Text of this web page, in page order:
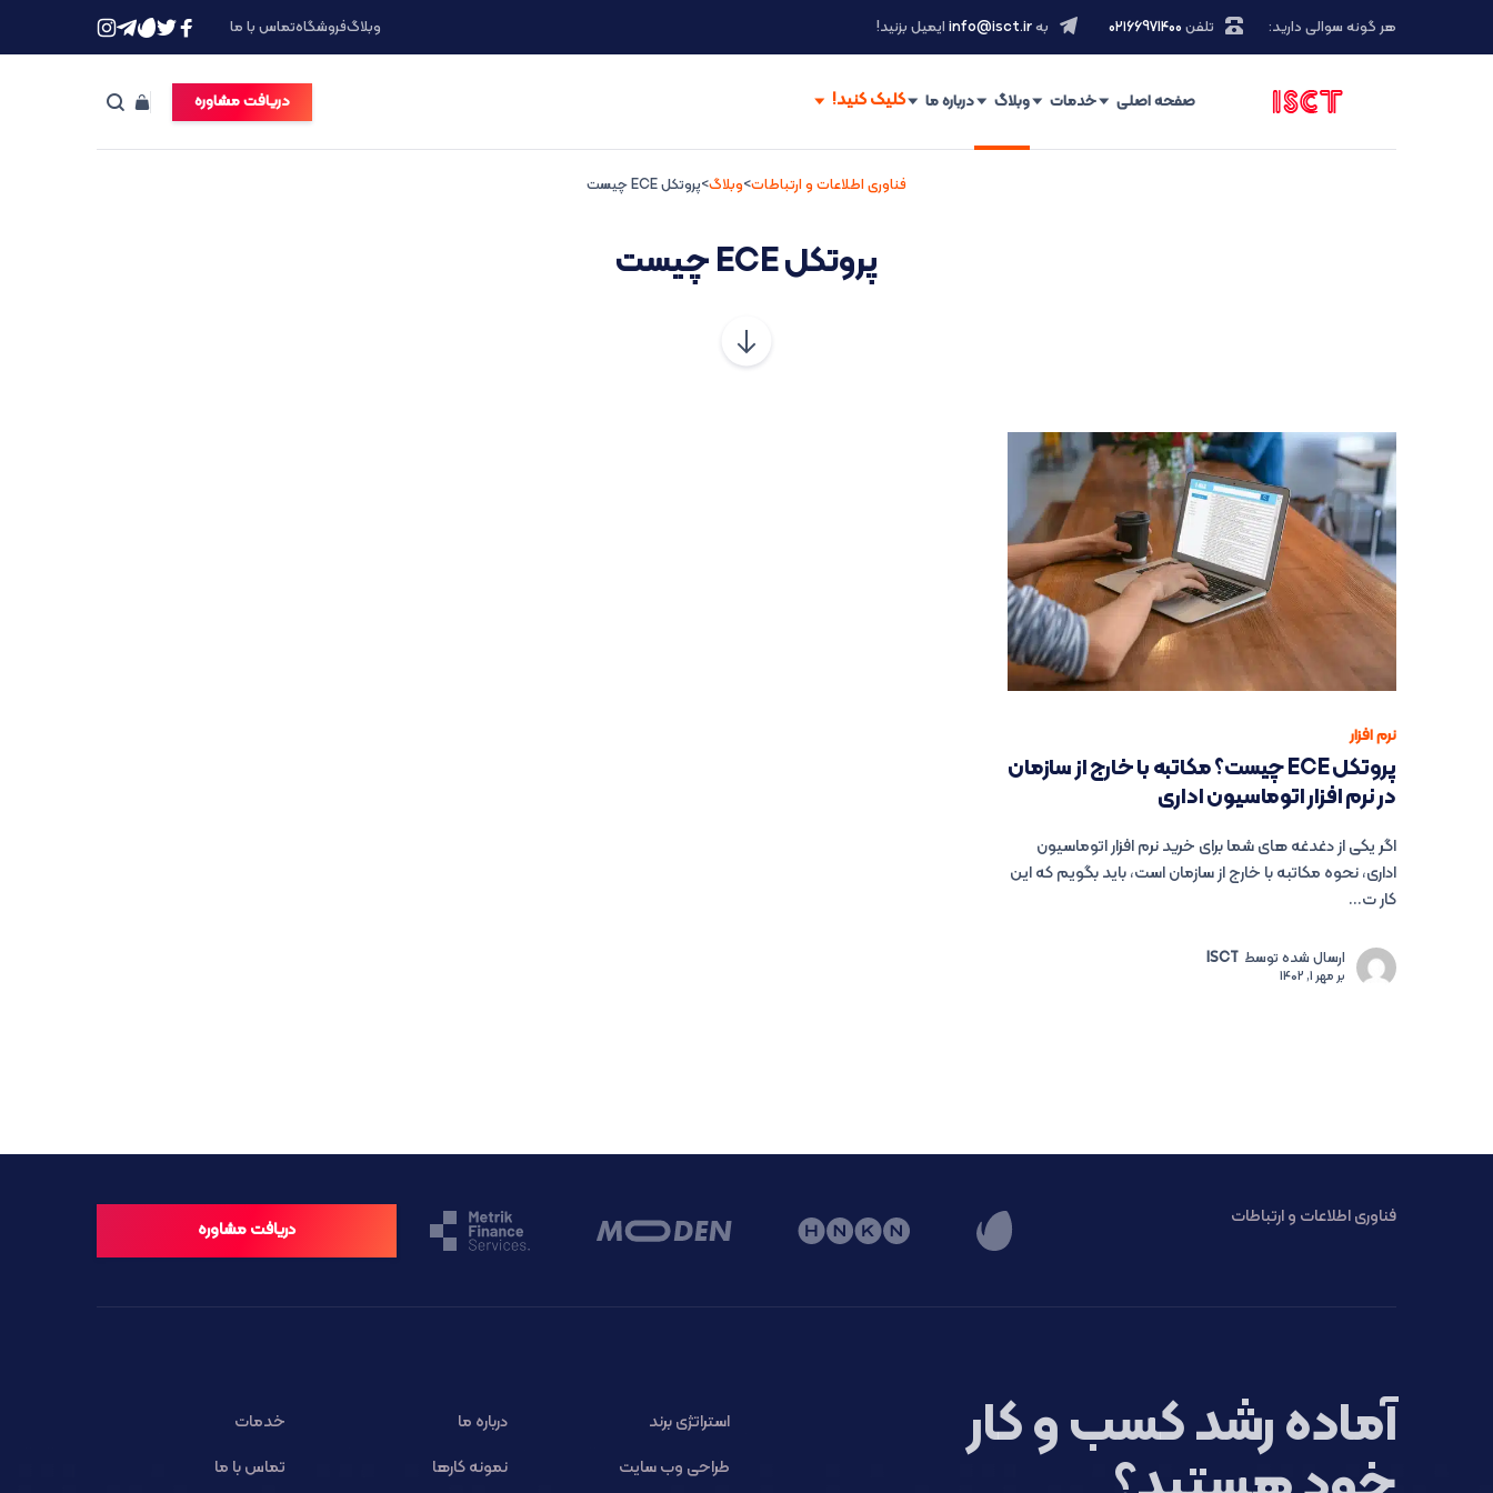
هر گونه سوالی دارید: تلفن ۰۲۱66971400 بهinfo@isct.ir ایمیل بزنید! وبلاگفروشگاهتماس با ما
صفحه اصلی خدمات وبلاگ درباره ما دریافت مشاوره
فناوری اطلاعات و ارتباطات>وبلاگ>پروتکل ECE چیست
پروتکل ECE چیست
نرم افزار
پروتکل ECE چیست؟ مکاتبه با خارج از سازمان
در نرم افزار اتوماسیون اداری
اگر یکی از دغدغه های شما برای خرید نرم افزار اتوماسیون
اداری، نحوه مکاتبه با خارج از سازمان است، باید بگویم که این
کار ت...
ارسال شده توسط ISCT
برمهر 1, 1402
فناوری اطلاعات و ارتباطات
دریافت مشاوره
آماده رشد کسب و کار استراتژی برند درباره ما
خدمات
طراحی وب سایت
نمونه کارها تماس با ما